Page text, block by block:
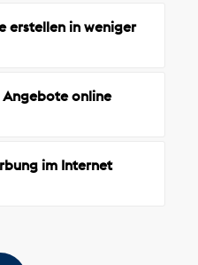
erstellen in weniger
online
im Internet